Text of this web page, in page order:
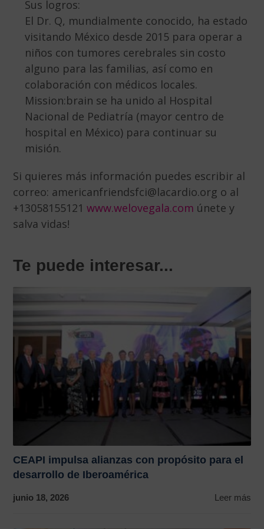
Sus logros:
El Dr. Q, mundialmente conocido, ha estado
visitando México desde 2015 para operar a
niños con tumores cerebrales sin costo
alguno para las familias, así como en
colaboración con médicos locales.
Mission:brain se ha unido al Hospital
Nacional de Pediatría (mayor centro de
hospital en México) para continuar su
misión.
Si quieres más información puedes escribir al
correo: americanfriendsfci@lacardio.org o al
+13058155121www.welovegala.com únete y
salva vidas!
Te puede interesar...
CEAPI impulsa alianzas con propósito para el
desarrollo de Iberoamérica
junio 18, 2026 Leer más